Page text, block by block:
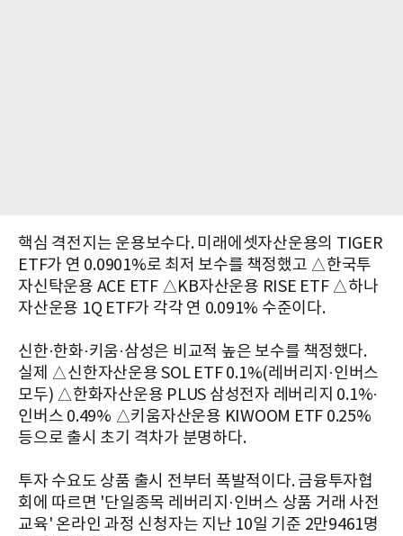
핵심 격전지는 운용보수다. 미래에셋자산운용의 TIGER
ETF가 연 0.0901%로 최저 보수를 책정했고 △한국투
자신탁운용 ACE ETF △KB자산운용 RISE ETF △하나
자산운용 1Q ETF가 각각 연 0.091% 수준이다.
신한·한화·키움·삼성은 비교적 높은 보수를 책정했다.
실제 △신한자산운용 SOL ETF 0.1%(레버리지·인버스
모두) △한화자산운용 PLUS 삼성전자 레버리지 0.1%·
인버스 0.49% △키움자산운용 KIWOOM ETF 0.25%
등으로 출시 초기 격차가 분명하다.
투자 수요도 상품 출시 전부터 폭발적이다. 금융투자협
회에 따르면 '단일종목 레버리지·인버스 상품 거래 사전
교육' 온라인 과정 신청자는 지난 10일 기준 2만9461명